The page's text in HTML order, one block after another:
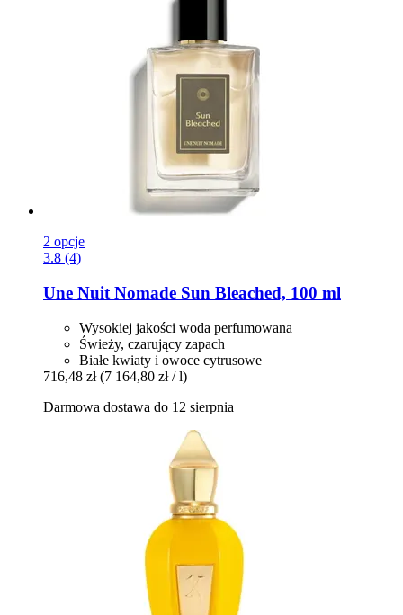
2 opcje
3.8 (4)
Une Nuit Nomade Sun Bleached, 100 ml
Wysokiej jakości woda perfumowana
Świeży, czarujący zapach
Białe kwiaty i owoce cytrusowe
716,48 zł (7 164,80 zł / l)
Darmowa dostawa do 12 sierpnia